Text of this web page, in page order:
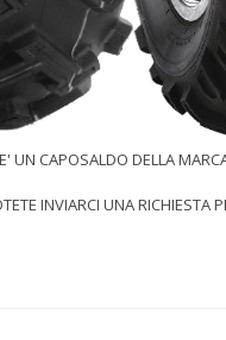
UN CAPOSALDO DELLA
INVIARCI UNA